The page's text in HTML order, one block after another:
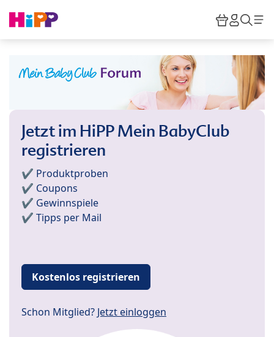
HiPP
Jetzt im HiPP Mein BabyClub
registrieren
✔️ Produktproben
✔️ Coupons
✔️ Gewinnspiele
✔️ Tipps per Mail
Kostenlos registrieren
Schon Mitglied? Jetzt einloggen